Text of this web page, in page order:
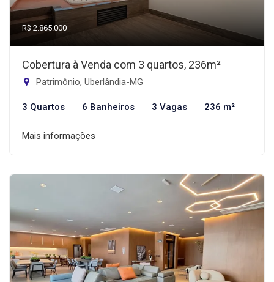
R$ 2.865.000
Cobertura à Venda com 3 quartos, 236m²
Patrimônio, Uberlândia-MG
3 Quartos 6 Banheiros 3 Vagas 236 m²
Mais informações